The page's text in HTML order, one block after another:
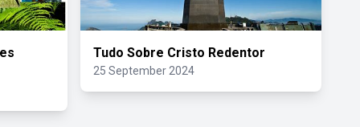
Tudo Sobre Cristo Redentor
25 September 2024